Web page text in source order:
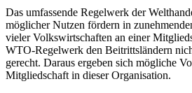
Das umfassende Regelwerk der
möglicher Nutzen fördern in
vieler Volkswirtschaften an einer
WTO-Regelwerk den Beitrittsländern
gerecht. Daraus ergeben sich mögliche